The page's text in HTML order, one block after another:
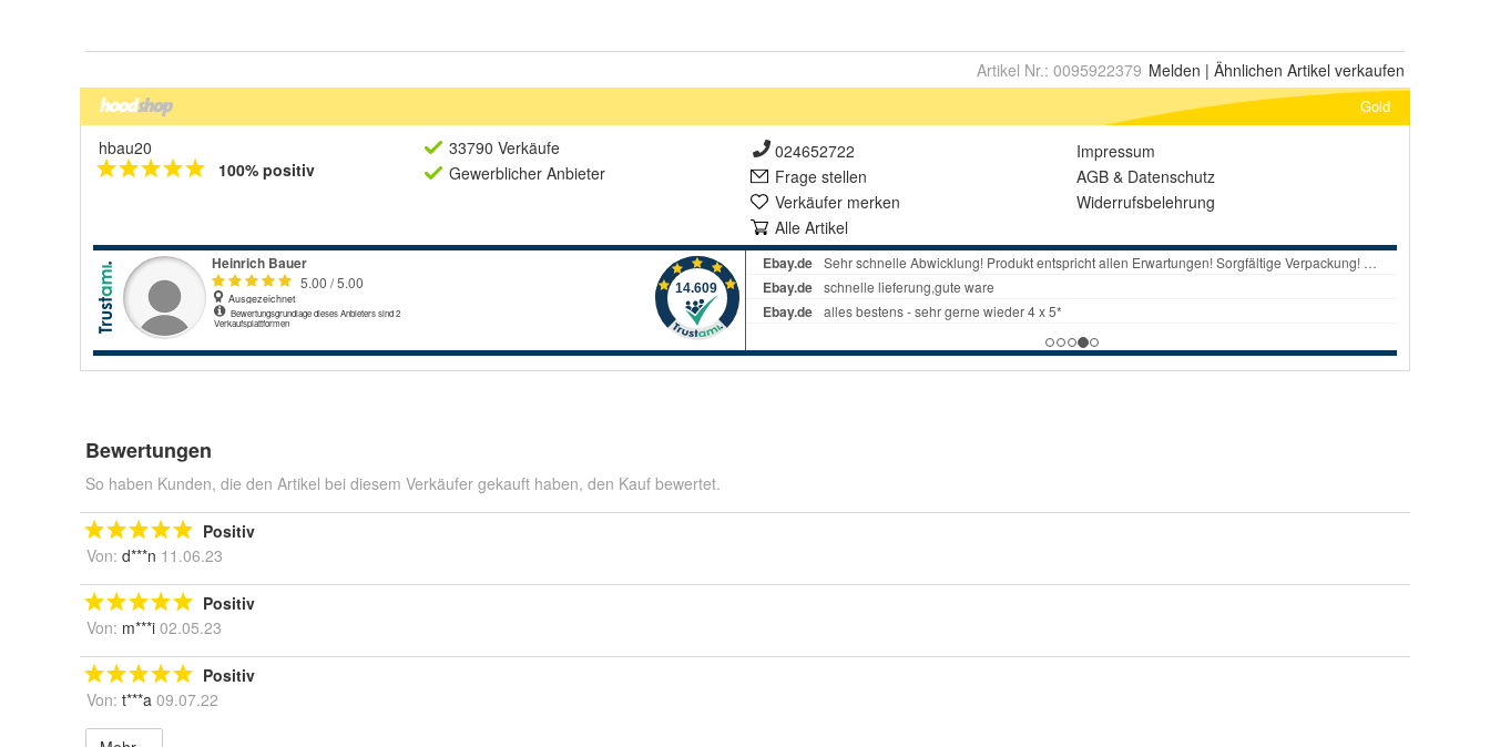
Artikel Nr.: 0095922379 Melden | Ähnlichen Artikel verkaufen
Gold
hbau20
100% positiv
33790 Verkäufe
Gewerblicher Anbieter
024652722
Frage stellen
Verkäufer merken
Alle Artikel
Impressum
AGB & Datenschutz
Widerrufsbelehrung
Bewertungen
So haben Kunden, die den Artikel bei diesem Verkäufer gekauft haben, den Kauf bewertet.
Positiv
Von: d***n 11.06.23
Positiv
Von: m***i 02.05.23
Positiv
Von: t***a 09.07.22